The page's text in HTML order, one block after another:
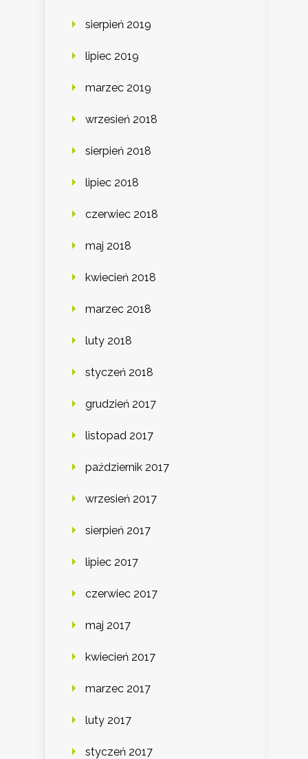
sierpień 2019
lipiec 2019
marzec 2019
wrzesień 2018
sierpień 2018
lipiec 2018
czerwiec 2018
maj 2018
kwiecień 2018
marzec 2018
luty 2018
styczeń 2018
grudzień 2017
listopad 2017
październik 2017
wrzesień 2017
sierpień 2017
lipiec 2017
czerwiec 2017
maj 2017
kwiecień 2017
marzec 2017
luty 2017
styczeń 2017